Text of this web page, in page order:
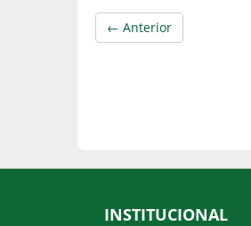
← Anterior
INSTITUCIONAL